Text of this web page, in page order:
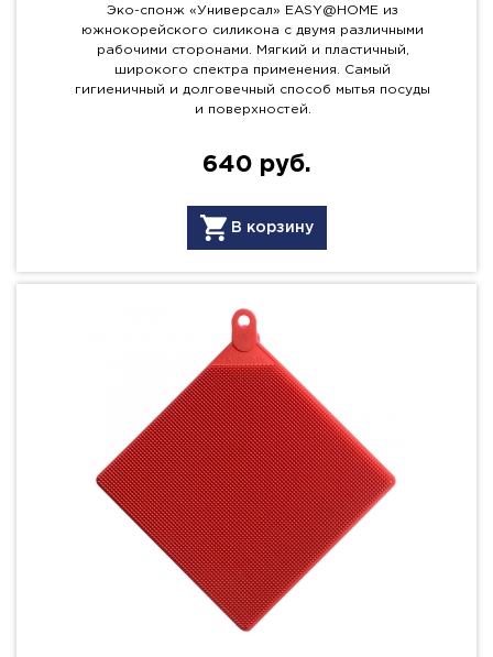
Эко-спонж «Универсал» EASY@HOME из
южнокорейского силикона с двумя различными
рабочими сторонами. Мягкий и пластичный,
широкого спектра применения. Самый
гигиеничный и долговечный способ мытья посуды
и поверхностей.
640 руб.
В корзину